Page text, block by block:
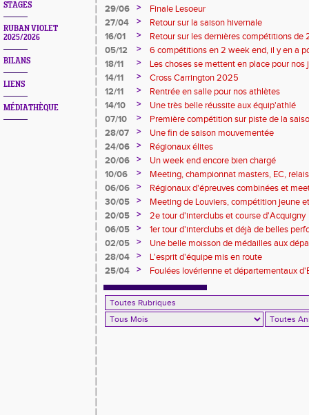
STAGES
RUBAN VIOLET
2025/2026
BILANS
LIENS
MÉDIATHÈQUE
29/06 >
Finale Lesoeur
27/04
>
Retour sur la saison hivernale
16/01
>
Retour sur les dernières compétitions de
premières de 2026
05/12 >
6 compétitions en 2 week end, il y en a
18/11
>
Les choses se mettent en place pour nos
14/11
>
Cross Carrington 2025
12/11
>
Rentrée en salle pour nos athlètes
14/10
>
Une très belle réussite aux équip'athlé
07/10
>
Première compétition sur piste de la
28/07
>
Une fin de saison mouvementée
24/06
>
Régionaux élites
20/06
>
Un week end encore bien chargé
10/06
>
Meeting, championnat masters, EC,
06/06
>
Régionaux d'épreuves combinées et
30/05
>
Meeting de Louviers, compétition jeune
20/05
>
2e tour d'interclubs et course d'Acquigny
06/05
>
1er tour d'interclubs et déjà de belles
02/05
>
Une belle moisson de médailles aux
foulées pintervillaises)
28/04 >
L'esprit d'équipe mis en route
25/04
> Foulées lovérienne et départementaux